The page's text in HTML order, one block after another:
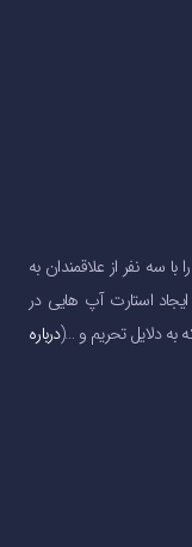
را با سه نفر از علاقمندان به
استارت آپ هایی در
به دلایل تحریم و …(درباره